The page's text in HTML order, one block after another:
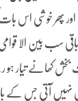
اور پھر خوشی اس
سب بین الا قوامی
کھانے تیار
نہیں آتی جس